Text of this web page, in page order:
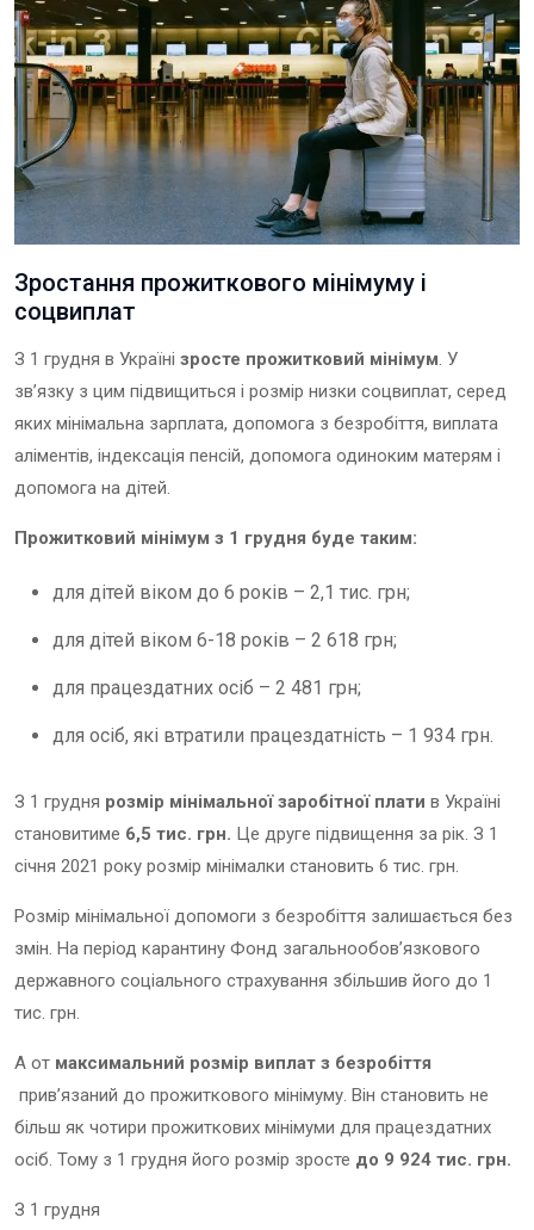
Зростання прожиткового мінімуму і
соцвиплат
З 1 грудня в Україні зросте прожитковий мінімум. У
зв’язку з цим підвищиться і розмір низки соцвиплат, серед
яких мінімальна зарплата, допомога з безробіття, виплата
аліментів, індексація пенсій, допомога одиноким матерям і
допомога на дітей.
Прожитковий мінімум з 1 грудня буде таким:
для дітей віком до 6 років – 2,1 тис. грн;
для дітей віком 6-18 років – 2 618 грн;
для працездатних осіб – 2 481 грн;
для осіб, які втратили працездатність – 1 934 грн.
З 1 грудня розмір мінімальної заробітної плати в Україні
становитиме 6,5 тис. грн. Це друге підвищення за рік. З 1
січня 2021 року розмір мінімалки становить 6 тис. грн.
Розмір мінімальної допомоги з безробіття залишається без
змін. На період карантину Фонд загальнообов’язкового
державного соціального страхування збільшив його до 1
тис. грн.
А от максимальний розмір виплат з безробіття
прив’язаний до прожиткового мінімуму. Він становить не
більш як чотири прожиткових мінімуми для працездатних
осіб. Тому з 1 грудня його розмір зросте до 9 924 тис. грн.
З 1 грудня